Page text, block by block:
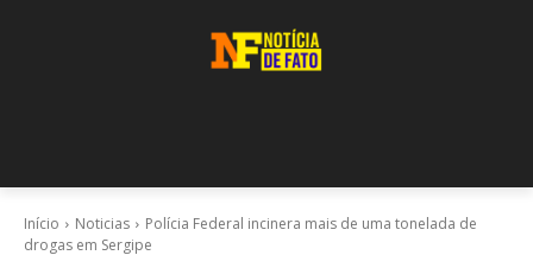
Início Noticias
Polícia Federal incinera mais de uma tonelada de
drogas em Sergipe